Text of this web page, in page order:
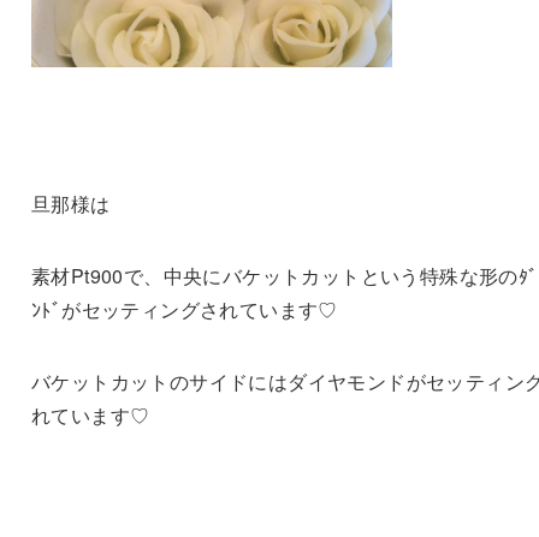
旦那様は
素材Pt900で、中央にバケットカットという特殊な形のﾀ
ﾝﾄﾞがセッティングされています♡
バケットカットのサイドにはダイヤモンドがセッティン
れています♡